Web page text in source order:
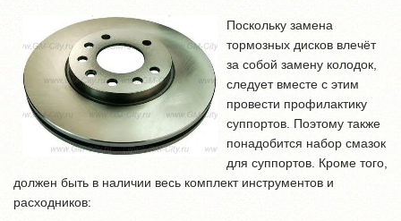
Поскольку замена
тормозных дисков влечёт
за собой замену колодок,
следует вместе с этим
провести профилактику
суппортов. Поэтому также
понадобится набор смазок
для суппортов. Кроме того,
должен быть в наличии весь комплект инструментов и
расходников: